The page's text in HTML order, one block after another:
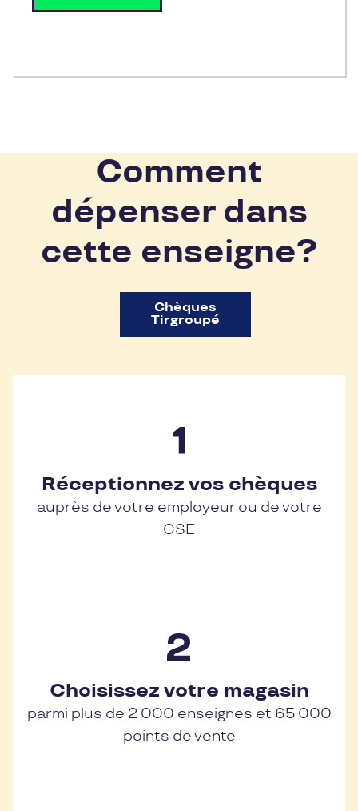
Comment
dépenser dans
cette enseigne?
Chèques
Tirgroupé
Réceptionnez vos chèques
auprès de votre employeur ou de votre
CSE
Choisissez votre magasin
parmi plus de 2 000 enseignes et 65 000
points de vente